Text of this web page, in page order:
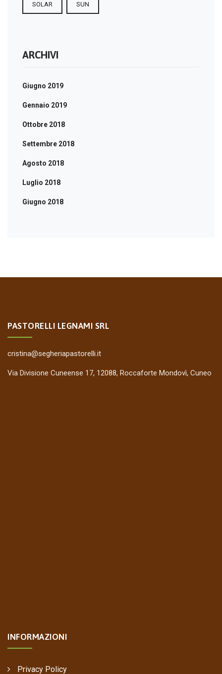
SOLAR SUN
ARCHIVI
Giugno 2019
Gennaio 2019
Ottobre 2018
Settembre 2018
Agosto 2018
Luglio 2018
Giugno 2018
PASTORELLI LEGNAMI SRL
cristina@segheriapastorelli.it
Via Divisione Cuneense 17, 12088, Roccaforte Mondovì, Cuneo
INFORMAZIONI
Privacy Policy